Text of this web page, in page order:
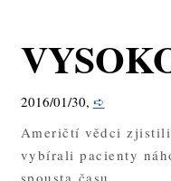
2016/01/30, ➪
Američtí vědci
vybírali pacienty
spousta času.